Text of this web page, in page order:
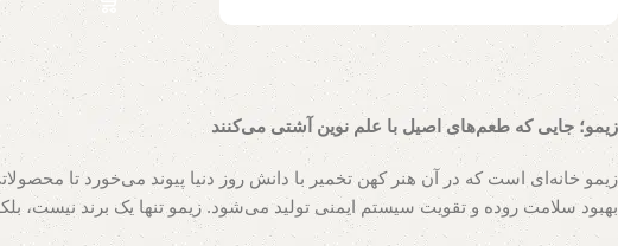
زیمو؛ جایی که طعم‌های اصیل با علم نوین آشتی می‌کنند
زیمو خانه‌ای است که در آن هنر کهن تخمیر با دانش روز دنیا پیوند می‌خورد تا
بهبود سلامت روده و تقویت سیستم ایمنی تولید می‌شود. زیمو تنها یک برند نیست،